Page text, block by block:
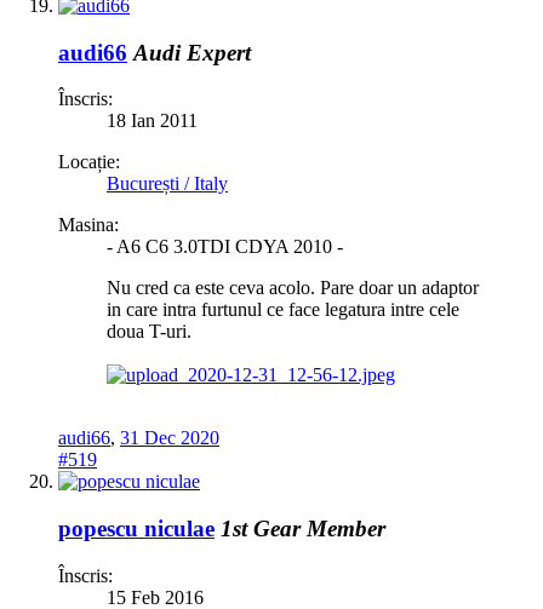
audi66 Audi Expert
Înscris:
18 Ian 2011
Locație:
București / Italy
Masina:
- A6 C6 3.0TDI CDYA 2010 -
Nu cred ca este ceva acolo. Pare doar un adaptor
in care intra furtunul ce face legatura intre cele
doua T-uri.
audi66, 31 Dec 2020
#519
popescu niculae 1st Gear Member
Înscris:
15 Feb 2016